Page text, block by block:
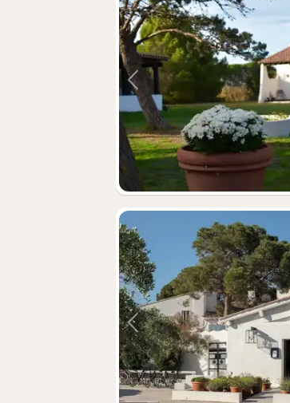
Vorige foto
Vorige foto